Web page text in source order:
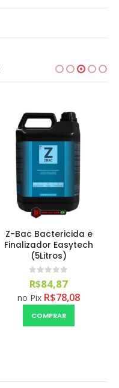
Z-Bac Bactericida e
Finalizador Easytech
(5Litros)
0 out of 5
R$84,87
no Pix R$78,08
COMPRAR